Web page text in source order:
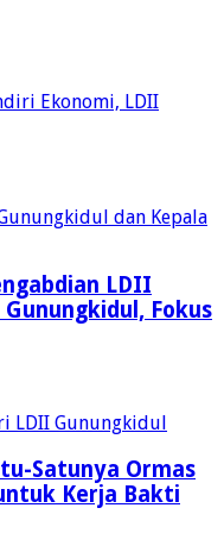
Ekonomi, LDII
LDII
Fokus
Satunya Ormas
Kerja Bakti